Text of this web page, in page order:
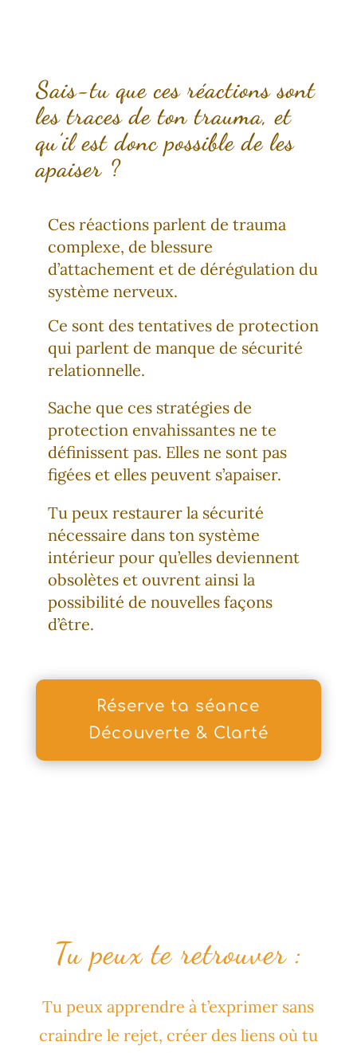
Sais-tu que ces réactions sont
les traces de ton trauma, et
qu’il est donc possible de les
apaiser ?
Ces réactions parlent de trauma
complexe, de blessure
d’attachement et de dérégulation du
système nerveux.
Ce sont des tentatives de protection
qui parlent de manque de sécurité
relationnelle.
Sache que ces stratégies de
protection envahissantes ne te
définissent pas. Elles ne sont pas
figées et elles peuvent s’apaiser.
Tu peux restaurer la sécurité
nécessaire dans ton système
intérieur pour qu’elles deviennent
obsolètes et ouvrent ainsi la
possibilité de nouvelles façons
d’être.
Réserve ta séance
Découverte & Clarté
Tu peux te retrouver :
Tu peux apprendre à t’exprimer sans
craindre le rejet, créer des liens où tu